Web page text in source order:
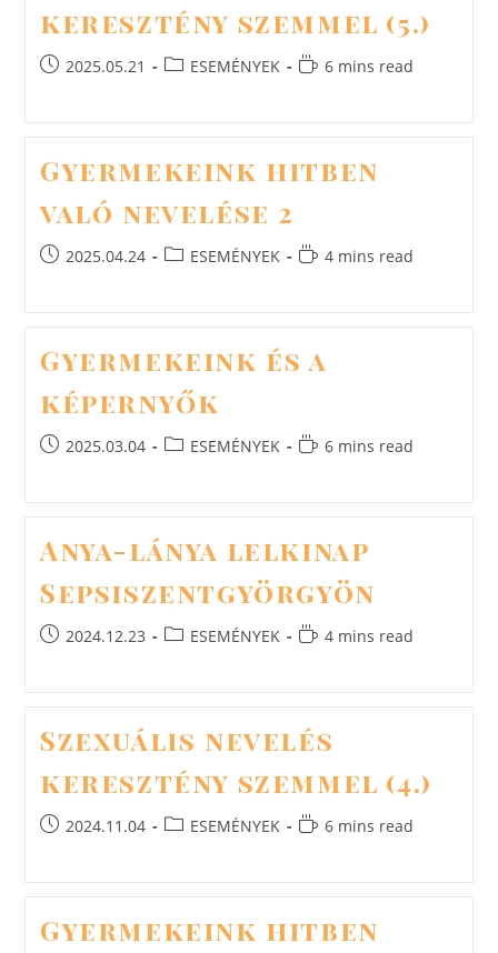
keresztény szemmel (5.)
Post2025.05.21
PostESEMÉNYEK
Reading
6 mins read
Gyermekeink hitben
való nevelése 2
Post2025.04.24
PostESEMÉNYEK
Reading
4 mins read
Gyermekeink és a
képernyők
Post2025.03.04
PostESEMÉNYEK
Reading
6 mins read
Anya-lánya lelkinap
Sepsiszentgyörgyön
Post2024.12.23
PostESEMÉNYEK
Reading
4 mins read
Szexuális nevelés
keresztény szemmel (4.)
Post2024.11.04
PostESEMÉNYEK
Reading
6 mins read
Gyermekeink hitben